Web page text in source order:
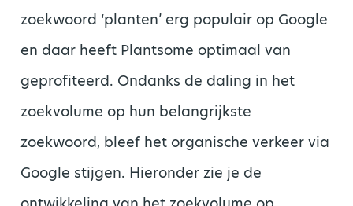
zoekwoord ‘planten’ erg populair op Google
en daar heeft Plantsome optimaal van
geprofiteerd. Ondanks de daling in het
zoekvolume op hun belangrijkste
zoekwoord, bleef het organische verkeer via
Google stijgen. Hieronder zie je de